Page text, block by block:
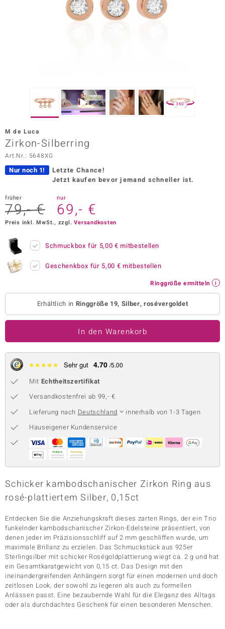
Vogue
Collection
BY DE MELO
Collection
Classics
360°
M de Luca
Zirkon-Silberring
Art.Nr.: 5648XG
Nur noch 1!
Letzte Chance!
Jetzt kaufen bevor jemand schneller ist.
früher
79,- €
nur
69,- €
Preis inkl. MwSt., zzgl.Versandkosten
Schmuckbox für 5,00 € mitbestellen
Geschenkbox für 5,00 € mitbestellen
Ringgröße ermitteln
Erhältlich in Ringgröße 19, Silber, rosévergoldet
In den Warenkorb
★★★★★ Sehr gut 4.70 /5.00
Mit Echtheitszertifikat
Versandkostenfrei ab 99,- €
Lieferung nach Deutschland
innerhalb von 1-3 Tagen
Hauseigener Kundenservice
Schicker kambodschanischer Zirkon Ring aus
rosé-plattiertem Silber, 0,15ct
Entdecken Sie die Anziehungskraft dieses zarten Rings, der ein Trio
funkelnder kambodschanischer Zirkon-Edelsteine präsentiert, von
denen jeder im Präzisionsschliff auf 2 mm geschliffen wurde, um
maximale Brillanz zu erzielen. Das Schmuckstück aus 925er
Sterlingsilber mit schicker Roségoldplattierung wiegt ca. 2 g und hat
ein Gesamtkaratgewicht von 0,15 ct. Das Design mit den
ineinandergreifenden Anhängern sorgt für einen modernen und doch
zeitlosen Look, der sowohl zu legeren als auch zu formellen
Anlässen passt. Eine bezaubernde Wahl für die Eleganz des Alltags
oder als durchdachtes Geschenk für einen besonderen Menschen.